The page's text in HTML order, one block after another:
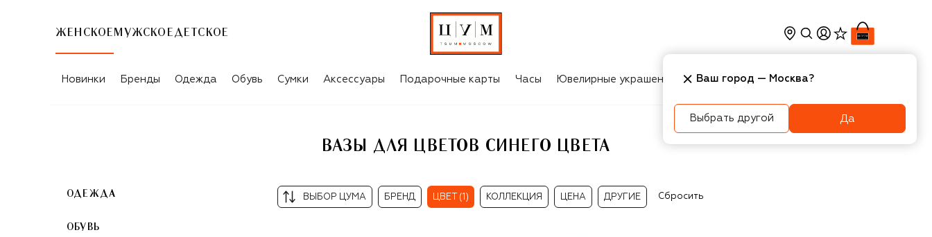
ЖЕНСКОЕ МУЖСКОЕ ДЕТСКОЕ
ВАЗЫ ДЛЯ ЦВЕТОВ СИНЕГО ЦВЕТА
Новинки Бренды Одежда Обувь Сумки Аксессуары Подарочные карты Часы Ювелирные украшения Косметика Интерьер
ВАЗЫ ДЛЯ ЦВЕТОВ СИНЕГО ЦВЕТА
ОДЕЖДА
ОБУВЬ
ВЫБОР ЦУМА БРЕНД ЦВЕТ (1) КОЛЛЕКЦИЯ ЦЕНА ДРУГИЕ Сбросить
Ваш город — Москва?
Выбрать другой Да